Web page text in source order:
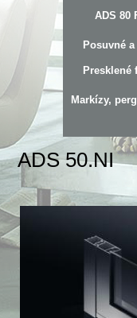
ADS 80
Posuvné
Markízy,
ADS 50.NI